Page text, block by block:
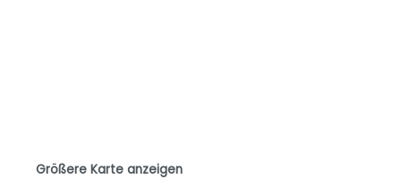
Größere Karte anzeigen